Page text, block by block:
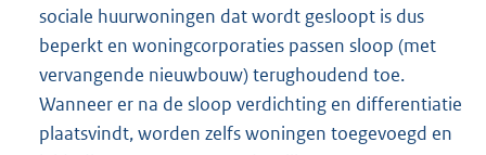
sociale huurwoningen dat wordt gesloopt is dus
beperkt en woningcorporaties passen sloop (met
vervangende nieuwbouw) terughoudend toe.
Wanneer er na de sloop verdichting en differentiatie
plaatsvindt, worden zelfs woningen toegevoegd en